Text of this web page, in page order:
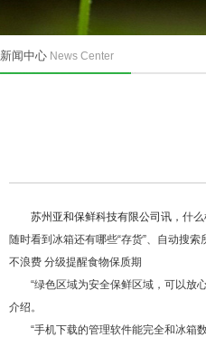
新闻中心 News Center
苏州亚和保鲜科技有限公司讯， 什
随时看到冰箱还有哪些“存货”、自动搜
不浪费 分级提醒食物保质期
“绿色区域为安全保鲜区域，可以放心
介绍。
“手机下载的管理软件能完全和冰箱